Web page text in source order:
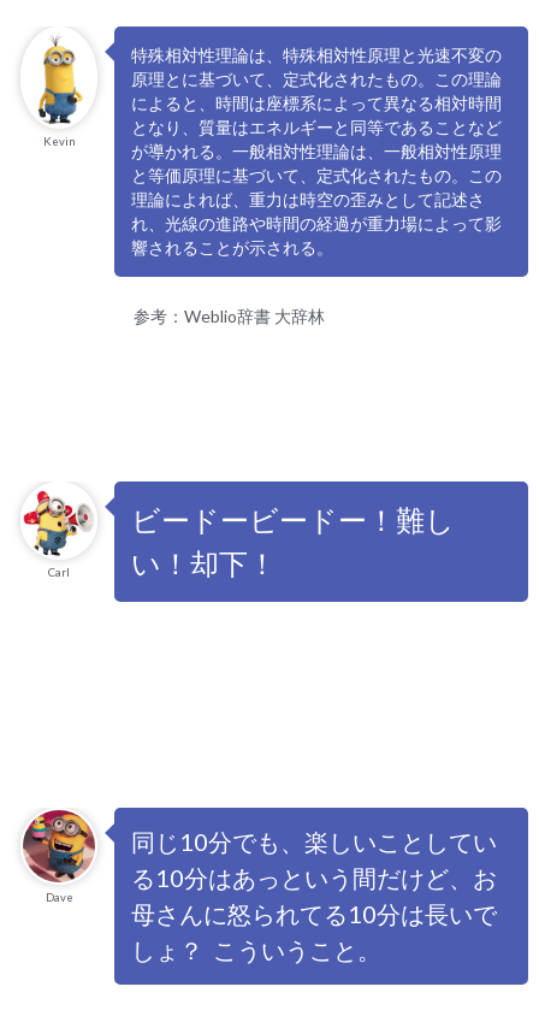
Kevin
特殊相対性理論は、特殊相対性原理と光速不変の
原理とに基づいて、定式化されたもの。この理論
によると、時間は座標系によって異なる相対時間
となり、質量はエネルギーと同等であることなど
が導かれる。一般相対性理論は、一般相対性原理
と等価原理に基づいて、定式化されたもの。この
理論によれば、重力は時空の歪みとして記述さ
れ、光線の進路や時間の経過が重力場によって影
響されることが示される。
参考：Weblio辞書 大辞林
Carl
ビードービードー！難し
い！却下！
Dave
同じ10分でも、楽しいことしてい
る10分はあっという間だけど、お
母さんに怒られてる10分は長いで
しょ？ こういうこと。